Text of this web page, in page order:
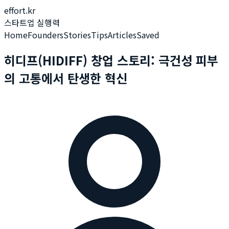
effort.kr
스타트업 실행력
HomeFoundersStoriesTipsArticlesSaved
히디프(HIDIFF) 창업 스토리: 극건성 피부
의 고통에서 탄생한 혁신